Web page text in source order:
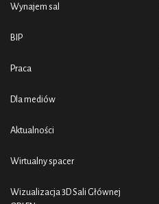
Wynajem sal
BIP
Praca
Dla mediów
Aktualności
Wirtualny spacer
Wizualizacja 3D Sali Głównej